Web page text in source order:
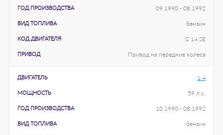
ГОД ПРОИЗВОДСТВА 09.1990 - 08.1992
ВИД ТОПЛИВА бензин
КОД ДВИГАТЕЛЯ C 14 SE
ПРИВОД Привод на передние колеса
ДВИГАТЕЛЬ 1.4
МОЩНОСТЬ 59 л.с.
ГОД ПРОИЗВОДСТВА 10.1990 - 08.1992
ВИД ТОПЛИВА бензин